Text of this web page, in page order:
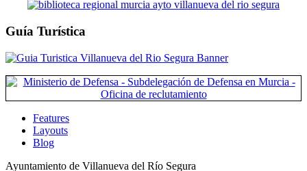
Guía Turística
Features
Layouts
Blog
Ayuntamiento de Villanueva del Río Segura